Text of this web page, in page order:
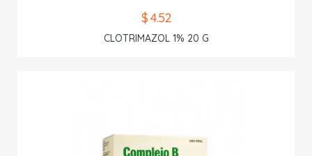
$ 4.52
CLOTRIMAZOL 1% 20 G